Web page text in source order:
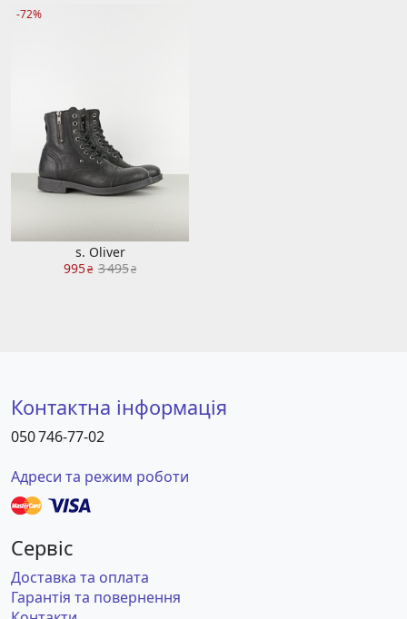
-72%
s. Oliver
995₴ 3 495₴
Контактна інформація
050 746-77-02
Адреси та режим роботи
Сервіс
Доставка та оплата
Гарантія та повернення